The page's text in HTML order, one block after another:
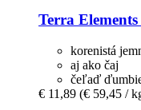
Terra Elements
korenistá
aj ako čaj
čeľaď
€ 11,89 (€ 59,45 /